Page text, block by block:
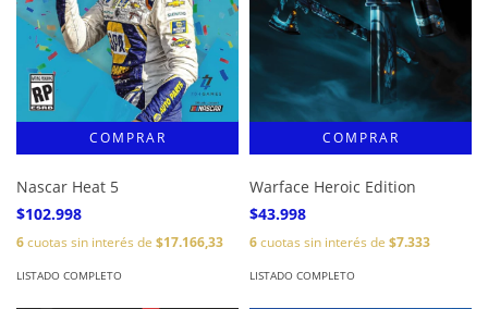
Nascar Heat 5
$102.998
6cuotas sin interés de $17.166,33
LISTADO COMPLETO
Warface Heroic Edition
$43.998
6cuotas sin interés de $7.333
LISTADO COMPLETO